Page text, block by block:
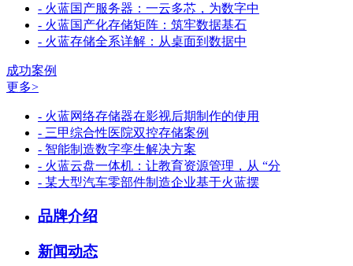
- 火蓝国产服务器：一云多芯，为数字中
- 火蓝国产化存储矩阵：筑牢数据基石
- 火蓝存储全系详解：从桌面到数据中
成功案例
更多>
- 火蓝网络存储器在影视后期制作的使用
- 三甲综合性医院双控存储案例
- 智能制造数字孪生解决方案
- 火蓝云盘一体机：让教育资源管理，从 “分
- 某大型汽车零部件制造企业基于火蓝摆
品牌介绍
新闻动态